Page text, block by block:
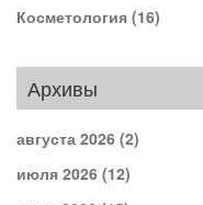
Косметология (16)
Архивы
августа 2026 (2)
июля 2026 (12)